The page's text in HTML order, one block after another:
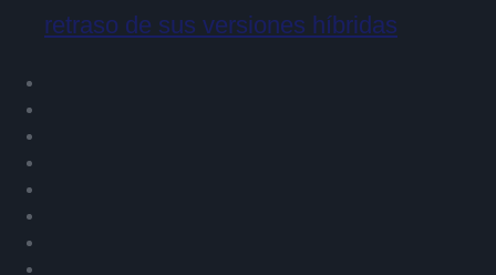
retraso de sus versiones híbridas